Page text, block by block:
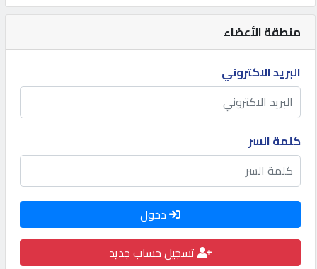
المنتدى
كيو
مزاد
كيو
نمبر
كارز
منطقة الأعضاء
البريد الاكتروني
كلمة السر
دخول
تسجيل حساب جديد